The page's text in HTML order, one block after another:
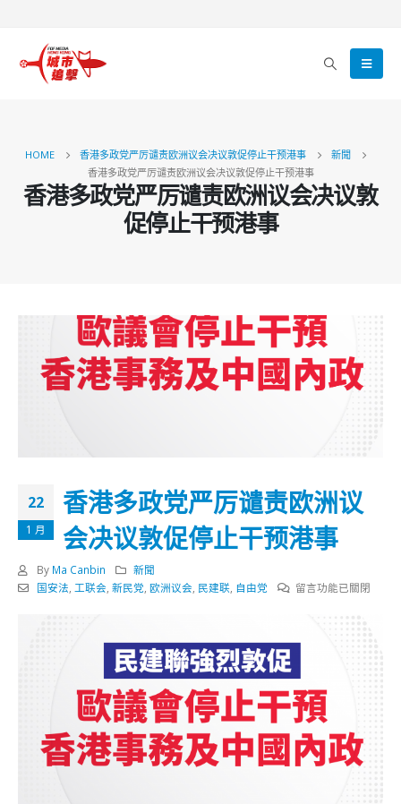
HOME 香港多政党严厉谴责欧洲议会决议敦促停止干预港事
新聞
香港多政党严厉谴责欧洲议会决议敦促停止干预港事
香港多政党严厉谴责欧洲议会决议敦
促停止干预港事
22
1 月
香港多政党严厉谴责欧洲议
会决议敦促停止干预港事
By Ma Canbin
新聞
国安法, 工联会, 新民党, 欧洲议会, 民建联, 自由党
在
多
党
严
厉
谴
责
欧
留言功能已關閉